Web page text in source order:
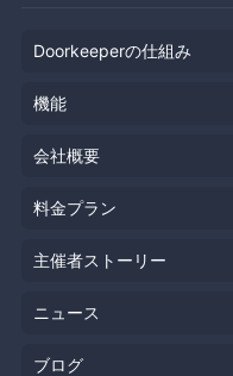
Doorkeeperの仕組み
機能
会社概要
料金プラン
主催者ストーリー
ニュース
ブログ